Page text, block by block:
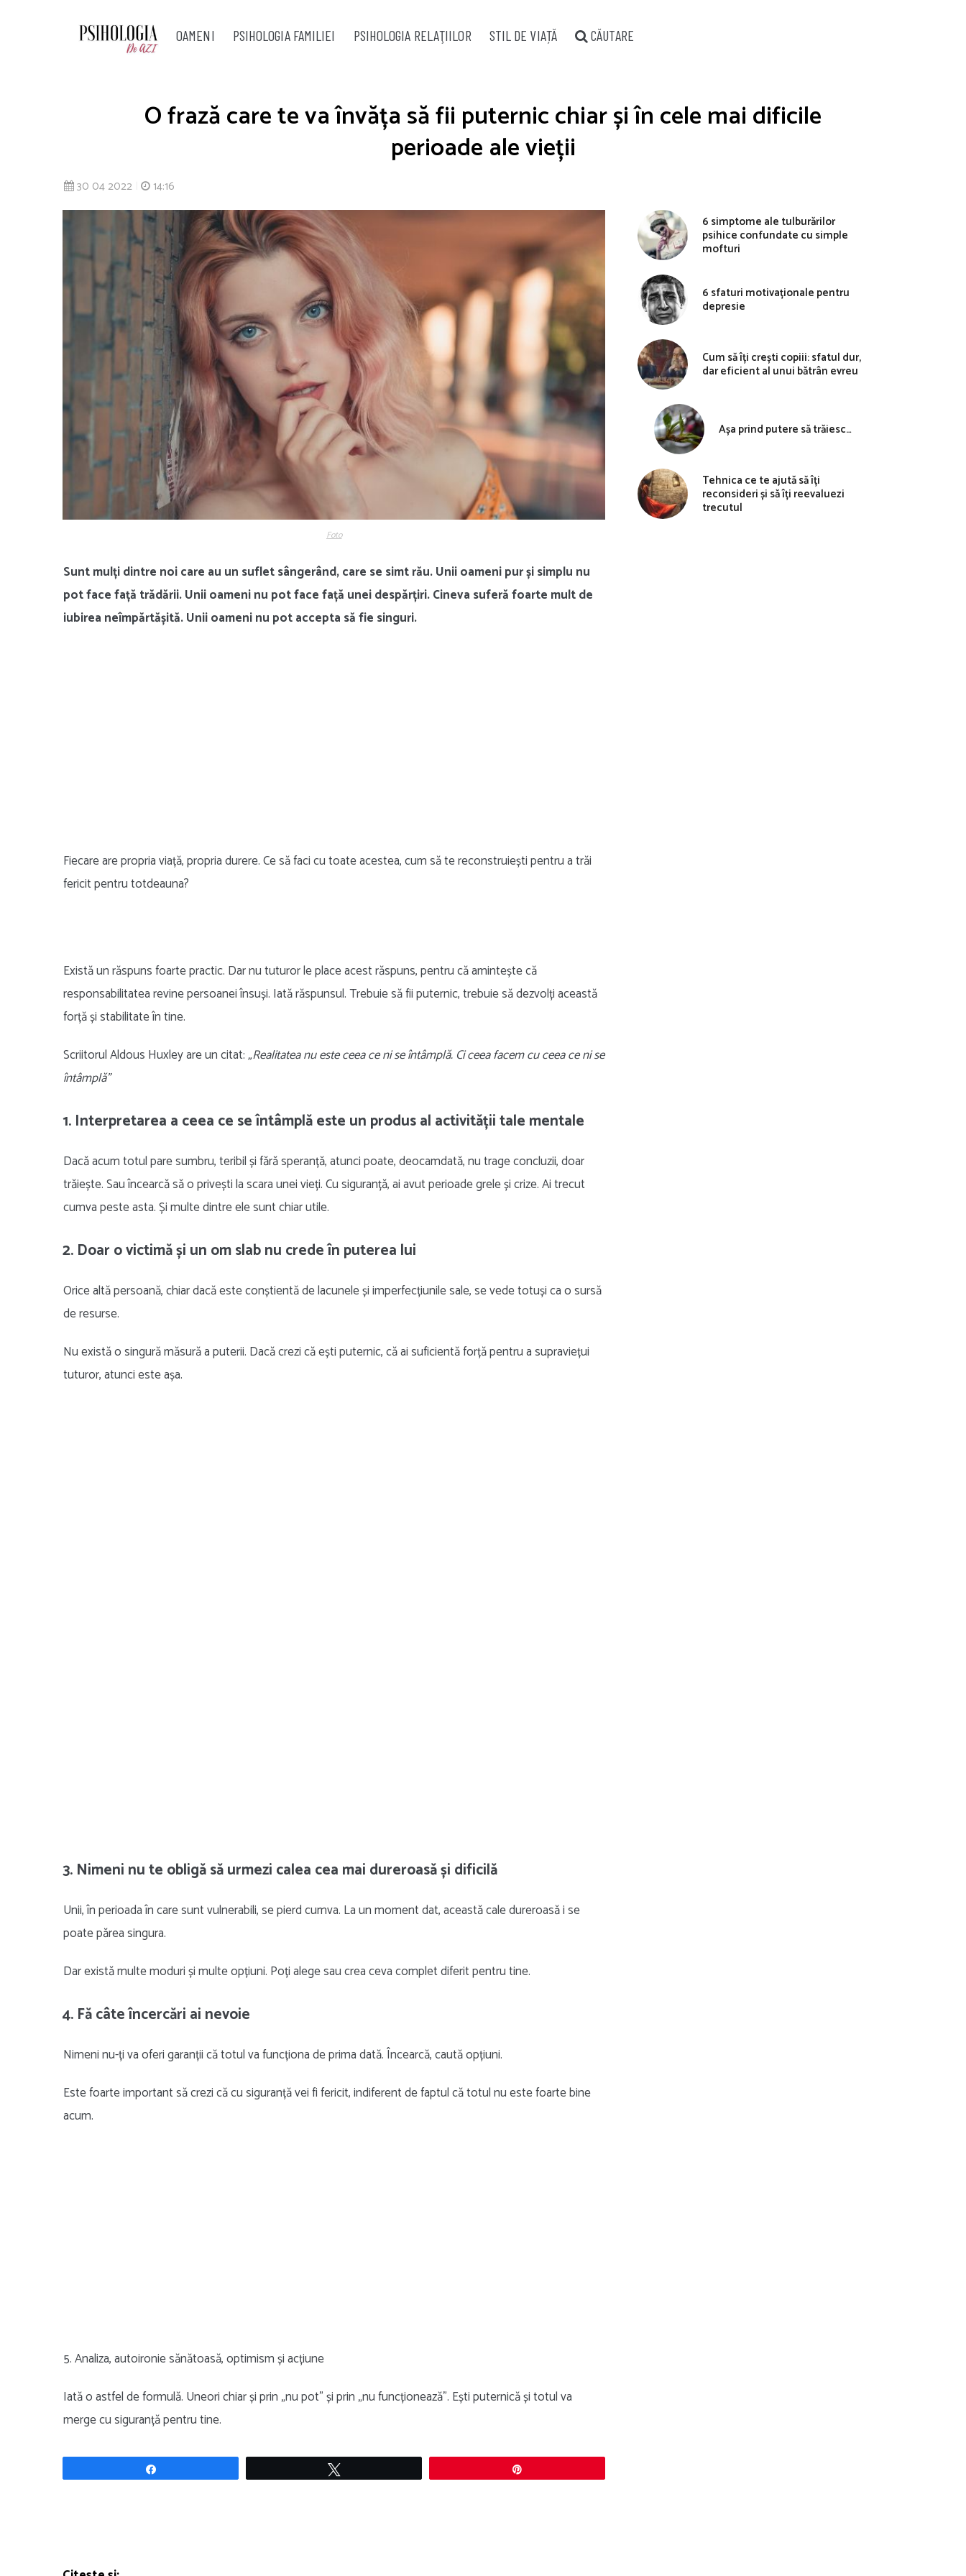
OAMENI PSIHOLOGIA FAMILIEI PSIHOLOGIA RELAŢIILOR STIL DE VIAȚĂ CĂUTARE
O frază care te va învăța să fii puternic chiar și în cele mai dificile
perioade ale vieții
30 04 2022 14:16
Foto
Sunt mulți dintre noi care au un suflet sângerând, care se simt rău. Unii oameni pur și simplu nu
pot face față trădării. Unii oameni nu pot face față unei despărțiri. Cineva suferă foarte mult de
iubirea neîmpărtășită. Unii oameni nu pot accepta să fie singuri.
Fiecare are propria viață, propria durere. Ce să faci cu toate acestea, cum să te reconstruiești pentru a trăi
fericit pentru totdeauna?
Există un răspuns foarte practic. Dar nu tuturor le place acest răspuns, pentru că amintește că
responsabilitatea revine persoanei însuși. Iată răspunsul. Trebuie să fii puternic, trebuie să dezvolți această
forță și stabilitate în tine.
Scriitorul Aldous Huxley are un citat:„Realitatea nu este ceea ce ni se întâmplă. Ci ceea facem cu ceea ce ni se
întâmplă”
1. Interpretarea a ceea ce se întâmplă este un produs al activității tale mentale
Dacă acum totul pare sumbru, teribil și fără speranță, atunci poate, deocamdată, nu trage concluzii, doar
trăiește. Sau încearcă să o privești la scara unei vieți. Cu siguranță, ai avut perioade grele și crize. Ai trecut
cumva peste asta. Și multe dintre ele sunt chiar utile.
2. Doar o victimă și un om slab nu crede în puterea lui
Orice altă persoană, chiar dacă este conștientă de lacunele și imperfecțiunile sale, se vede totuși ca o sursă
de resurse.
Nu există o singură măsură a puterii. Dacă crezi că ești puternic, că ai suficientă forță pentru a supraviețui
tuturor, atunci este așa.
3. Nimeni nu te obligă să urmezi calea cea mai dureroasă și dificilă
Unii, în perioada în care sunt vulnerabili, se pierd cumva. La un moment dat, această cale dureroasă i se
poate părea singura.
Dar există multe moduri și multe opțiuni. Poți alege sau crea ceva complet diferit pentru tine.
4. Fă câte încercări ai nevoie
Nimeni nu-ți va oferi garanții că totul va funcționa de prima dată. Încearcă, caută opțiuni.
Este foarte important să crezi că cu siguranță vei fi fericit, indiferent de faptul că totul nu este foarte bine
acum.
5. Analiza, autoironie sănătoasă, optimism și acțiune
Iată o astfel de formulă. Uneori chiar și prin „nu pot” și prin „nu funcționează”. Ești puternică și totul va
merge cu siguranță pentru tine.
6 simptome ale tulburărilor
psihice confundate cu simple
mofturi
6 sfaturi motivaționale pentru
depresie
Cum să îți crești copiii: sfatul dur,
dar eficient al unui bătrân evreu
Așa prind putere să trăiesc…
Tehnica ce te ajută să îți
reconsideri și să îți reevaluezi
trecutul